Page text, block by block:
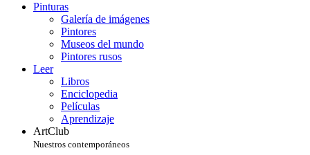
Pinturas
Galería de imágenes
Pintores
Museos del mundo
Pintores rusos
Leer
Libros
Enciclopedia
Películas
Aprendizaje
ArtClub
Nuestros contemporáneos